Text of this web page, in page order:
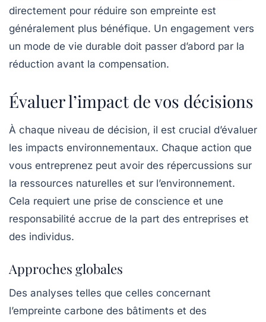
directement pour réduire son empreinte est
généralement plus bénéfique. Un engagement vers
un mode de vie durable doit passer d’abord par la
réduction avant la compensation.
Évaluer l’impact de vos décisions
À chaque niveau de décision, il est crucial d’évaluer
les impacts environnementaux. Chaque action que
vous entreprenez peut avoir des répercussions sur
la ressources naturelles et sur l’environnement.
Cela requiert une prise de conscience et une
responsabilité accrue de la part des entreprises et
des individus.
Approches globales
Des analyses telles que celles concernant
l’empreinte carbone des bâtiments et des